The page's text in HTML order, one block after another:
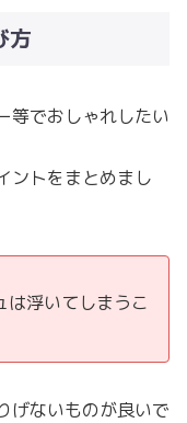
方
等でおしゃれしたい
ントをまとめまし
は浮いてしまうこ
げないものが良いで